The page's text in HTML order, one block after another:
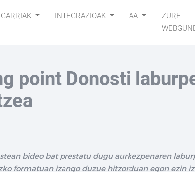
INTEGRAZIOAK AA
ZURE
point Donosti
bideo bat prestatu dugu aurkezpenaren
formatuan izango duzue hitzorduan egon ezin